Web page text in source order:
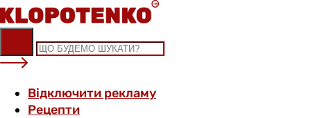
Skip
to
content
Відключити рекламу
Рецепти